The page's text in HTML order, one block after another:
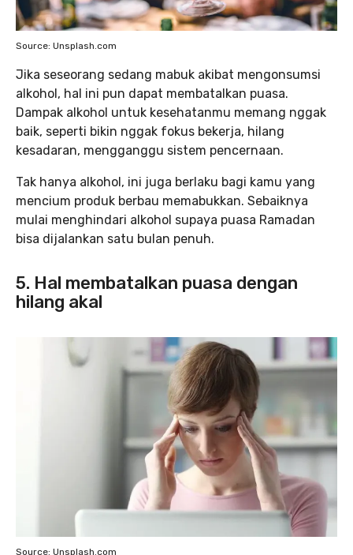
Source: Unsplash.com
Jika seseorang sedang mabuk akibat mengonsumsi
alkohol, hal ini pun dapat membatalkan puasa.
Dampak alkohol untuk kesehatanmu memang nggak
baik, seperti bikin nggak fokus bekerja, hilang
kesadaran, mengganggu sistem pencernaan.
Tak hanya alkohol, ini juga berlaku bagi kamu yang
mencium produk berbau memabukkan. Sebaiknya
mulai menghindari alkohol supaya puasa Ramadan
bisa dijalankan satu bulan penuh.
5. Hal membatalkan puasa dengan
hilang akal
Source: Unsplash.com